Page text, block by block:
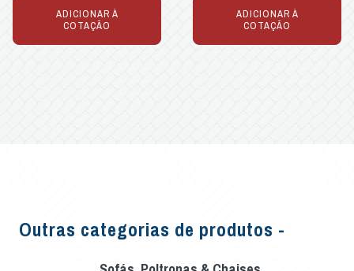
ADICIONAR À
COTAÇÃO
ADICIONAR À
COTAÇÃO
Outras categorias de produtos -